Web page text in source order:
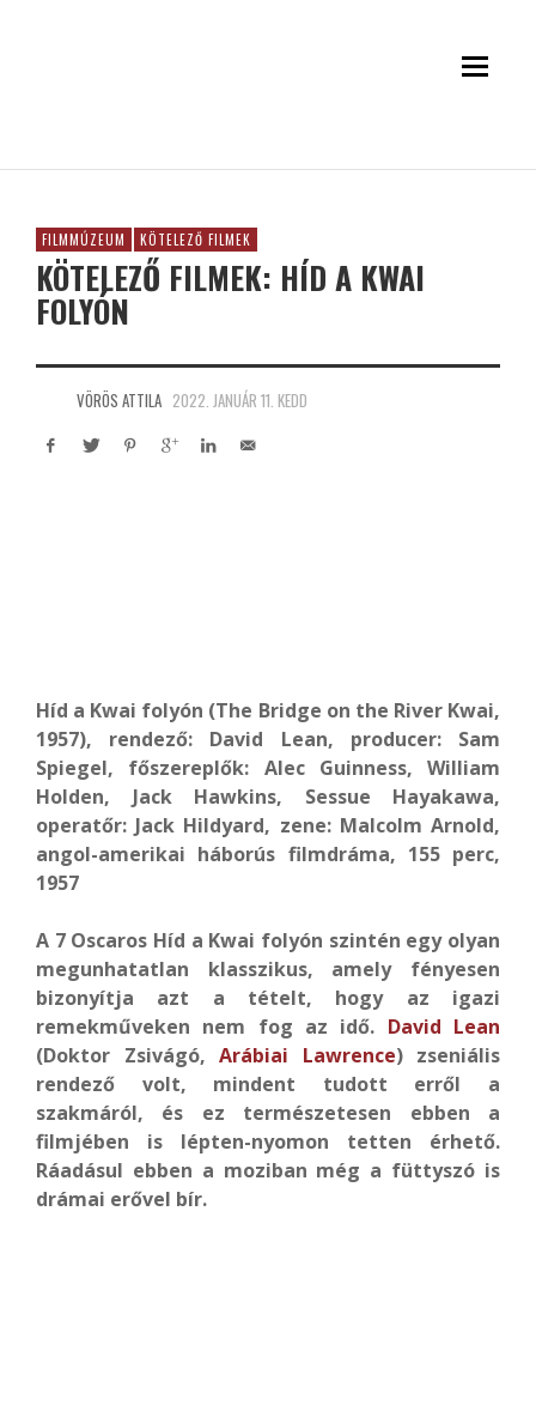
FILMMÚZEUM KÖTELEZŐ FILMEK
KÖTELEZŐ FILMEK: HÍD A KWAI
FOLYÓN
VÖRÖS ATTILA 2022. JANUÁR 11. KEDD
Híd a Kwai folyón (The Bridge on the River Kwai,
1957), rendező: David Lean, producer: Sam
Spiegel, főszereplők: Alec Guinness, William
Holden, Jack Hawkins, Sessue Hayakawa,
operatőr: Jack Hildyard, zene: Malcolm Arnold,
angol-amerikai háborús filmdráma, 155 perc,
1957
A 7 Oscaros Híd a Kwai folyón szintén egy olyan
megunhatatlan klasszikus, amely fényesen
bizonyítja azt a tételt, hogy az igazi
remekműveken nem fog az idő. David Lean
(Doktor Zsivágó, Arábiai Lawrence) zseniális
rendező volt, mindent tudott erről a
szakmáról, és ez természetesen ebben a
filmjében is lépten-nyomon tetten érhető.
Ráadásul ebben a moziban még a füttyszó is
drámai erővel bír.